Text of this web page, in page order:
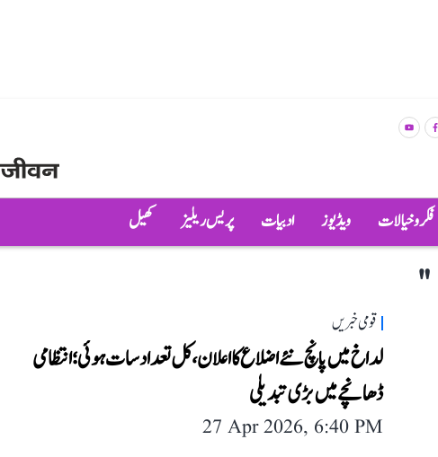
فکر و خیالات ویڈیوز ادبیات پریس ریلیز کھیل
"
قومی خبریں
لداخ میں پانچ نئے اضلاع کا اعلان، کل تعداد سات ہوئی؛ انتظامی
ڈھانچے میں بڑی تبدیلی
27 Apr 2026, 6:40 PM